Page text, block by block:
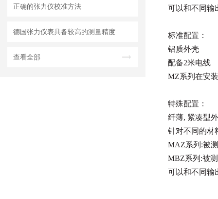
正确的张力仪校准方法
德国张力仪表具备较高的测量精度
查看全部
可以和不同输
标准配置：
铝质外壳
配备2米电线
MZ系列在安
特殊配置：
纤薄, 紧凑型
针对不同的材
MAZ系列:被
MBZ系列:被
可以和不同输